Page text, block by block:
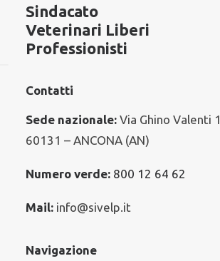
Sindacato
Veterinari Liberi
Professionisti
Contatti
Sede nazionale: Via Ghino Valenti 1
60131 – ANCONA (AN)
Numero verde: 800 12 64 62
Mail: info@sivelp.it
Navigazione